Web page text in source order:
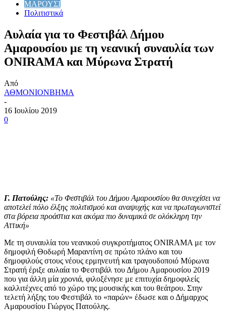
ΜΑΡΟΥΣΙ
Πολιτιστικά
Αυλαία για το Φεστιβάλ Δήμου
Αμαρουσίου με τη νεανική συναυλία των
ONIRAMA και Μύρωνα Στρατή
Από
ΑΘΜΟΝΙΟΝΒΗΜΑ
-
16 Ιουλίου 2019
0
Γ. Πατούλης: «Το Φεστιβάλ του Δήμου Αμαρουσίου θα συνεχίσει να
αποτελεί πόλο έλξης πολιτισμού και αναψυχής και να πρωταγωνιστεί
στα βόρεια προάστια και ακόμα πιο δυναμικά σε ολόκληρη την
Αττική»
Με τη συναυλία του νεανικού συγκροτήματος ONIRAMA με τον
δημοφιλή Θοδωρή Μαραντίνη σε πρώτο πλάνο και του
δημοφιλούς στους νέους ερμηνευτή και τραγουδοποιό Μύρωνα
Στρατή έριξε αυλαία το Φεστιβάλ του Δήμου Αμαρουσίου 2019
που για άλλη μία χρονιά, φιλοξένησε με επιτυχία δημοφιλείς
καλλιτέχνες από το χώρο της μουσικής και του θεάτρου. Στην
τελετή λήξης του Φεστιβάλ το «παρών» έδωσε και ο Δήμαρχος
Αμαρουσίου Γιώργος Πατούλης.